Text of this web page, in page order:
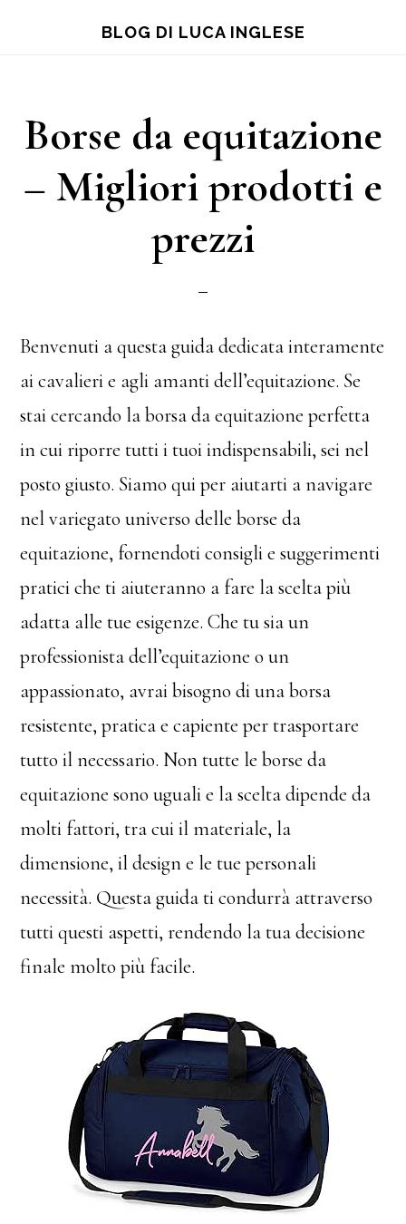
content
sidebar
BLOG DI LUCA INGLESE
Borse da equitazione
– Migliori prodotti e
prezzi
Benvenuti a questa guida dedicata interamente
ai cavalieri e agli amanti dell’equitazione. Se
stai cercando la borsa da equitazione perfetta
in cui riporre tutti i tuoi indispensabili, sei nel
posto giusto. Siamo qui per aiutarti a navigare
nel variegato universo delle borse da
equitazione, fornendoti consigli e suggerimenti
pratici che ti aiuteranno a fare la scelta più
adatta alle tue esigenze. Che tu sia un
professionista dell’equitazione o un
appassionato, avrai bisogno di una borsa
resistente, pratica e capiente per trasportare
tutto il necessario. Non tutte le borse da
equitazione sono uguali e la scelta dipende da
molti fattori, tra cui il materiale, la
dimensione, il design e le tue personali
necessità. Questa guida ti condurrà attraverso
tutti questi aspetti, rendendo la tua decisione
finale molto più facile.